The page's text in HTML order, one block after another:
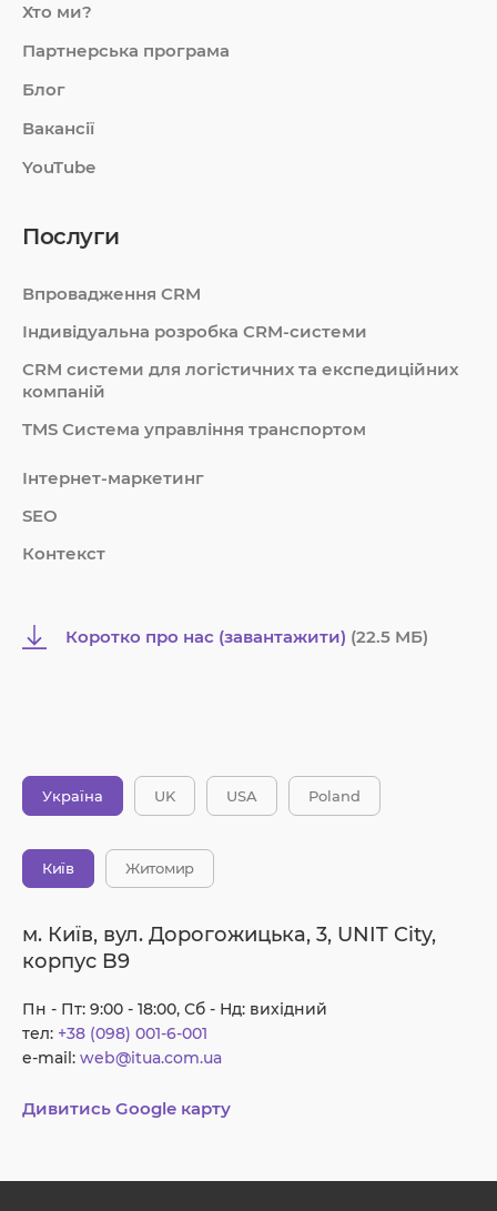
Хто ми?
Партнерська програма
Блог
Вакансії
YouTube
Послуги
Впровадження CRM
Індивідуальна розробка CRM-системи
СRM системи для логістичних та експедиційних
компаній
TMS Система управління транспортом
Інтернет-маркетинг
SEO
Контекст
Коротко про нас (завантажити) (22.5 MБ)
Україна UK USA Poland
Київ Житомир
м. Київ, вул. Дорогожицька, 3, UNIT City,
корпус B9
Пн - Пт: 9:00 - 18:00, Сб - Нд: вихідний
тел: +38 (098) 001-6-001
e-mail: web@itua.com.ua
Дивитись Google карту